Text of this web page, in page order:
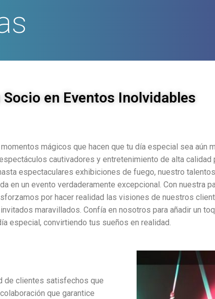
en Eventos Inolvidables​
mágicos que hacen que tu día especial sea aún
cautivadores y entretenimiento de alta calidad
espectaculares exhibiciones de fuego, nuestro
en un evento verdaderamente excepcional. Con nuestra
por hacer realidad las visiones de nuestros
maravillados. Confía en nosotros para añadir un
especial, convirtiendo tus sueños en realidad.
de clientes satisfechos que
que garantice